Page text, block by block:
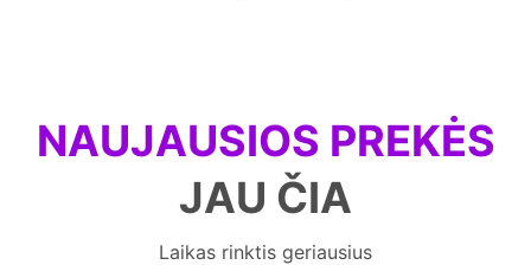
NAUJAUSIOS PREKĖS
JAU ČIA
Laikas rinktis geriausius